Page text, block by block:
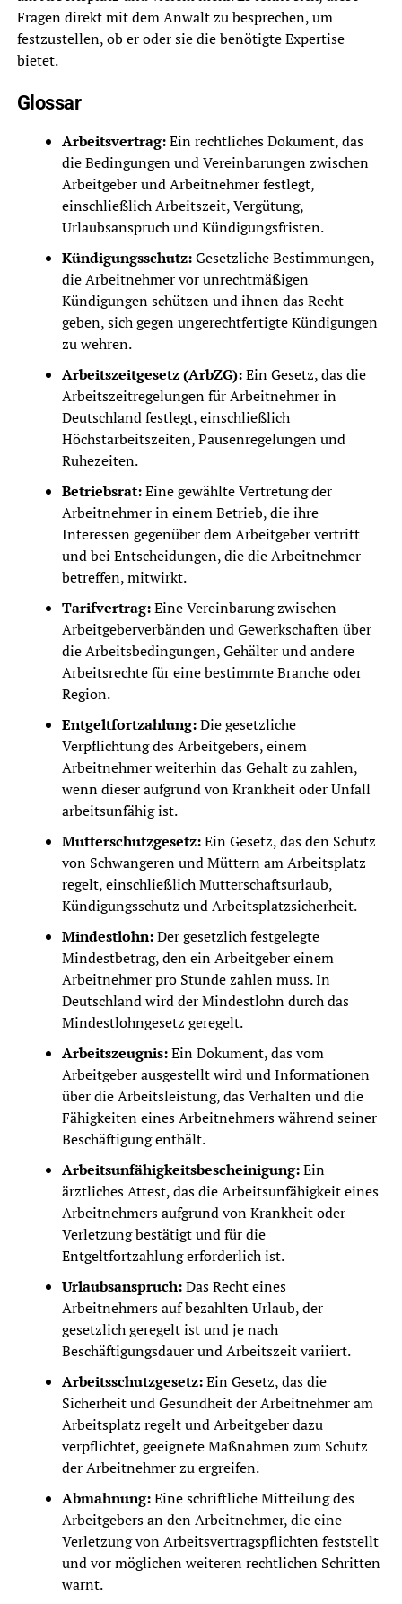
Fragen direkt mit dem Anwalt zu besprechen, um
festzustellen, ob er oder sie die benötigte Expertise
bietet.
Glossar
Arbeitsvertrag:Ein rechtliches Dokument, das
die Bedingungen und Vereinbarungen zwischen
Arbeitgeber und Arbeitnehmer festlegt,
einschließlich Arbeitszeit, Vergütung,
Urlaubsanspruch und Kündigungsfristen.
Kündigungsschutz:Gesetzliche Bestimmungen,
die Arbeitnehmer vor unrechtmäßigen
Kündigungen schützen und ihnen das Recht
geben, sich gegen ungerechtfertigte Kündigungen
zu wehren.
Arbeitszeitgesetz (ArbZG):Ein Gesetz, das die
Arbeitszeitregelungen für Arbeitnehmer in
Deutschland festlegt, einschließlich
Höchstarbeitszeiten, Pausenregelungen und
Ruhezeiten.
Betriebsrat:Eine gewählte Vertretung der
Arbeitnehmer in einem Betrieb, die ihre
Interessen gegenüber dem Arbeitgeber vertritt
und bei Entscheidungen, die die Arbeitnehmer
betreffen, mitwirkt.
Tarifvertrag:Eine Vereinbarung zwischen
Arbeitgeberverbänden und Gewerkschaften über
die Arbeitsbedingungen, Gehälter und andere
Arbeitsrechte für eine bestimmte Branche oder
Region.
Entgeltfortzahlung:Die gesetzliche
Verpflichtung des Arbeitgebers, einem
Arbeitnehmer weiterhin das Gehalt zu zahlen,
wenn dieser aufgrund von Krankheit oder Unfall
arbeitsunfähig ist.
Mutterschutzgesetz:Ein Gesetz, das den Schutz
von Schwangeren und Müttern am Arbeitsplatz
regelt, einschließlich Mutterschaftsurlaub,
Kündigungsschutz und Arbeitsplatzsicherheit.
Mindestlohn:Der gesetzlich festgelegte
Mindestbetrag, den ein Arbeitgeber einem
Arbeitnehmer pro Stunde zahlen muss. In
Deutschland wird der Mindestlohn durch das
Mindestlohngesetz geregelt.
Arbeitszeugnis:Ein Dokument, das vom
Arbeitgeber ausgestellt wird und Informationen
über die Arbeitsleistung, das Verhalten und die
Fähigkeiten eines Arbeitnehmers während seiner
Beschäftigung enthält.
Arbeitsunfähigkeitsbescheinigung:Ein
ärztliches Attest, das die Arbeitsunfähigkeit eines
Arbeitnehmers aufgrund von Krankheit oder
Verletzung bestätigt und für die
Entgeltfortzahlung erforderlich ist.
Urlaubsanspruch:Das Recht eines
Arbeitnehmers auf bezahlten Urlaub, der
gesetzlich geregelt ist und je nach
Beschäftigungsdauer und Arbeitszeit variiert.
Arbeitsschutzgesetz:Ein Gesetz, das die
Sicherheit und Gesundheit der Arbeitnehmer am
Arbeitsplatz regelt und Arbeitgeber dazu
verpflichtet, geeignete Maßnahmen zum Schutz
der Arbeitnehmer zu ergreifen.
Abmahnung:Eine schriftliche Mitteilung des
Arbeitgebers an den Arbeitnehmer, die eine
Verletzung von Arbeitsvertragspflichten feststellt
und vor möglichen weiteren rechtlichen Schritten
warnt.